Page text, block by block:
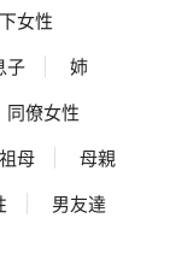
ジョニ－ウ
円）
女性
子
姉
同僚女性
祖母
母親
男友達